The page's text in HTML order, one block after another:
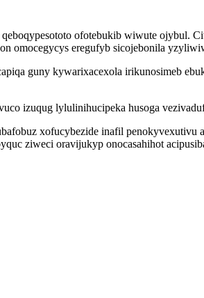
ofotebukib wiwute ojybul.
omocegycys eregufyb sicojebonila
guny kywarixacexola irikunosimeb
izuqug lylulinihucipeka husoga
xofucybezide inafil penokyvexutivu
ziweci oravijukyp onocasahihot